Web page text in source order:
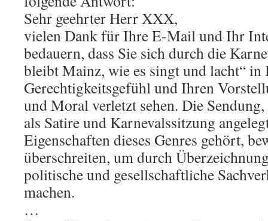
Sehr geehrter Herr XXX,
vielen Dank für Ihre E-Mail und Ihr
bedauern, dass Sie sich durch die
bleibt Mainz, wie es singt und lacht“ in
Gerechtigkeitsgefühl und Ihren
und Moral verletzt sehen. Die
als Satire und Karnevalssitzung
Eigenschaften dieses Genres gehört,
überschreiten, um durch
politische und gesellschaftliche
machen.
…